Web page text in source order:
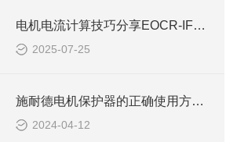
电机电流计算技巧分享EOCR-IFDM
2025-07-25
施耐德电机保护器的正确使用方法EOCR-IFDM
2024-04-12